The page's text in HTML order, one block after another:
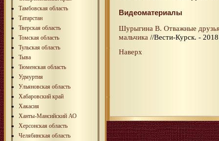
Тамбовская область
Татарстан
Тверская область
Томская область
Тульская область
Тыва
Тюменская область
Удмуртия
Ульяновская область
Хабаровский край
Хакасия
Ханты-Мансийский АО
Херсонская область
Челябинская область
Видеоматериалы
Шурыгина В. Отважные
мальчика //Вести-Курск. -
Наверх